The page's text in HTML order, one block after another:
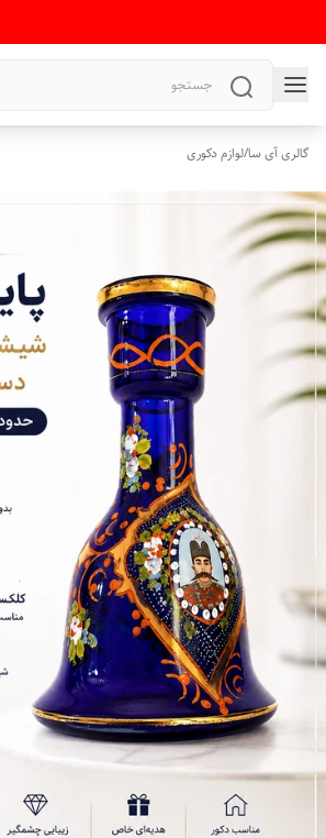
گالری آی سا/لوازم دکوری